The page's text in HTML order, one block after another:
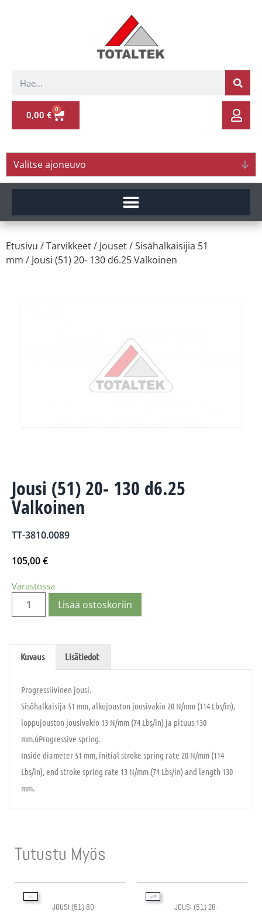
0,00 €
0
Valitse ajoneuvo
Etusivu /Tarvikkeet/ Jouset/Sisähalkaisijia 51
mm / Jousi (51) 20- 130 d6.25 Valkoinen
Jousi (51) 20- 130 d6.25
Valkoinen
TT-3810.0089
105,00€
Varastossa
Lisää ostoskoriin
Kuvaus Lisätiedot
Progressiivinen jousi.
Sisõhalkaisija 51 mm, alkujouston jousivakio 20 N/mm (114 Lbs/in),
loppujouston jousivakio 13 N/mm (74 Lbs/in) ja pituus 130
mm.úProgressive spring.
Inside diameter 51 mm, initial stroke spring rate 20 N/mm (114
Lbs/in), end stroke spring rate 13 N/mm (74 Lbs/in) and length 130
mm.
Tutustu Myös
JOUSI (51) 80- JOUSI (51) 28-